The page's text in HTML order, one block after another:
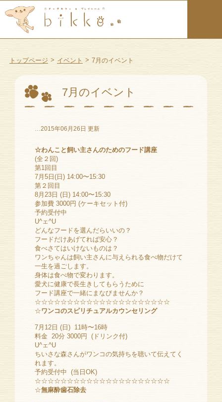
トップページ > イベント > 7月のイベント
7月のイベント
…2015年06月26日 更新
☆わんこと飼い主さんのためのフード講座
(全２回)
第1回目
7月5日(日) 14:00〜15:30
第２回目
8月23日 (日) 14:00〜15:30
参加費 3000円 (ケーキセット付)
予約受付中
U^ェ^U
どんなフードを選んだらいいの？
フードだけあげてれば安心？
食べさてはいけないものは？
ワンちゃんは飼い主さんに与えられる食べ物だけて
一生を過ごします。
身体は食べ物で変わります。
愛犬に健康で長生きしてもらうために
フード講座で一緒にまなびませんか？
☆☆☆☆☆☆☆☆☆☆☆☆☆☆☆☆☆☆☆☆☆
☆ワンコのスピリチュアルカウンセリング
7月12日 (日) 11時〜16時
料金 20分 3000円 (ドリンク付)
U^ェ^U
ちいさな森さんがワンコの気持ちを聴いて伝えてく
れます。
予約受付中 (当日OK)
☆☆☆☆☆☆☆☆☆☆☆☆☆☆☆☆☆☆☆☆☆
☆無麻酔歯石除去